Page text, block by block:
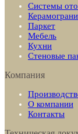
Системы
Паркет
Мебель
Кухни
Стеновые
Компания
О компании
Контакты